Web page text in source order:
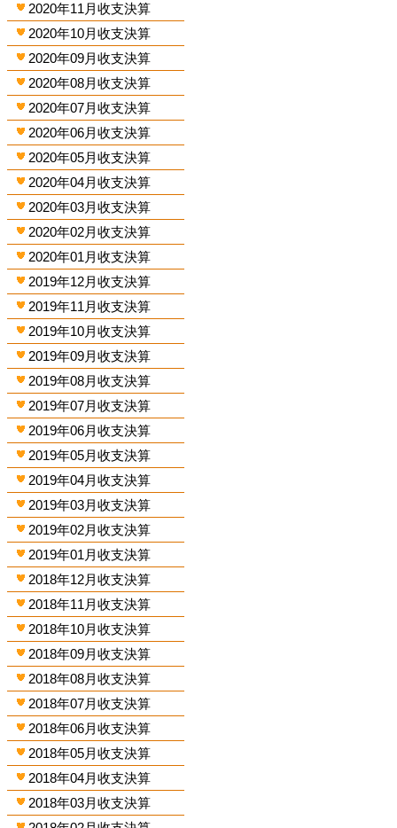
2020年11月收支決算
2020年10月收支決算
2020年09月收支決算
2020年08月收支決算
2020年07月收支決算
2020年06月收支決算
2020年05月收支決算
2020年04月收支決算
2020年03月收支決算
2020年02月收支決算
2020年01月收支決算
2019年12月收支決算
2019年11月收支決算
2019年10月收支決算
2019年09月收支決算
2019年08月收支決算
2019年07月收支決算
2019年06月收支決算
2019年05月收支決算
2019年04月收支決算
2019年03月收支決算
2019年02月收支決算
2019年01月收支決算
2018年12月收支決算
2018年11月收支決算
2018年10月收支決算
2018年09月收支決算
2018年08月收支決算
2018年07月收支決算
2018年06月收支決算
2018年05月收支決算
2018年04月收支決算
2018年03月收支決算